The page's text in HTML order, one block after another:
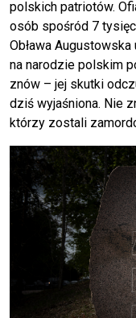
polskich patriotów.
osób spośród 7
Obława
na narodzie polskim
znów – jej skutki
dziś wyjaśniona. Nie
którzy zostali